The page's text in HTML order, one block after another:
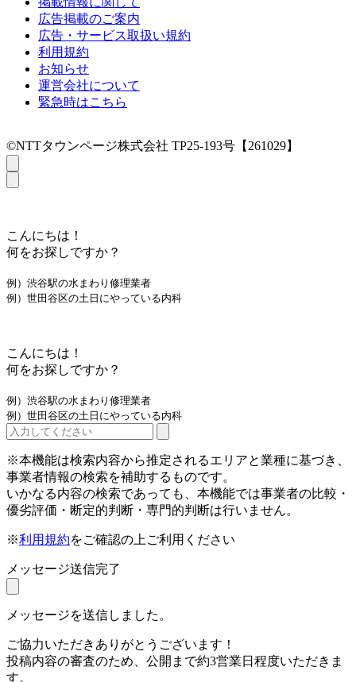
広告掲載のご案内
広告・サービス取扱い規約
利用規約
お知らせ
運営会社について
緊急時はこちら
©NTTタウンページ株式会社 TP25-193号【261029】
こんにちは！
何をお探しですか？
例）渋谷駅の水まわり修理業者
例）世田谷区の土日にやっている内科
こんにちは！
何をお探しですか？
例）渋谷駅の水まわり修理業者
例）世田谷区の土日にやっている内科
※本機能は検索内容から推定されるエリアと業種に基づき、
事業者情報の検索を補助するものです。
いかなる内容の検索であっても、本機能では事業者の比較・
優劣評価・断定的判断・専門的判断は行いません。
※利用規約をご確認の上ご利用ください
メッセージ送信完了
メッセージを送信しました。
ご協力いただきありがとうございます！
投稿内容の審査のため、公開まで約3営業日程度いただきま
す。